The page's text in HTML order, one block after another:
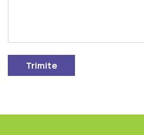
Trimite